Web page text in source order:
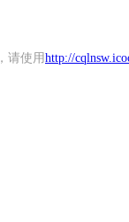
请使用 http://